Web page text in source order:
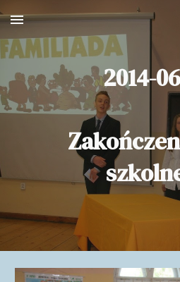
Skip to main content
2014-